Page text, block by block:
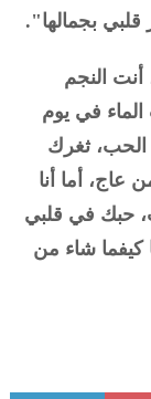
بجمالها".
النجم
في يوم
الحب، ثغرك
أما أنا
حبك في قلبي
كيفما شاء من